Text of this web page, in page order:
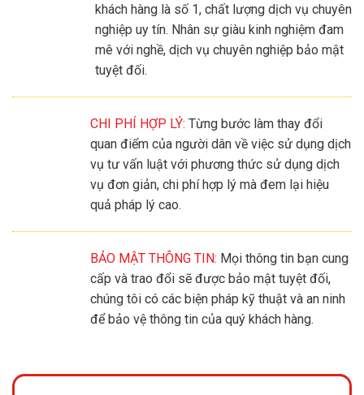
khách hàng là số 1, chất lượng dịch vụ chuyên
nghiệp uy tín. Nhân sự giàu kinh nghiệm đam
mê với nghề, dịch vụ chuyên nghiệp bảo mật
tuyệt đối.
CHI PHÍ HỢP LÝ: Từng bước làm thay đổi
quan điểm của người dân về việc sử dụng dịch
vụ tư vấn luật với phương thức sử dụng dịch
vụ đơn giản, chi phí hợp lý mà đem lại hiệu
quả pháp lý cao.
BẢO MẬT THÔNG TIN: Mọi thông tin bạn cung
cấp và trao đổi sẽ được bảo mật tuyệt đối,
chúng tôi có các biện pháp kỹ thuật và an ninh
để bảo vệ thông tin của quý khách hàng.